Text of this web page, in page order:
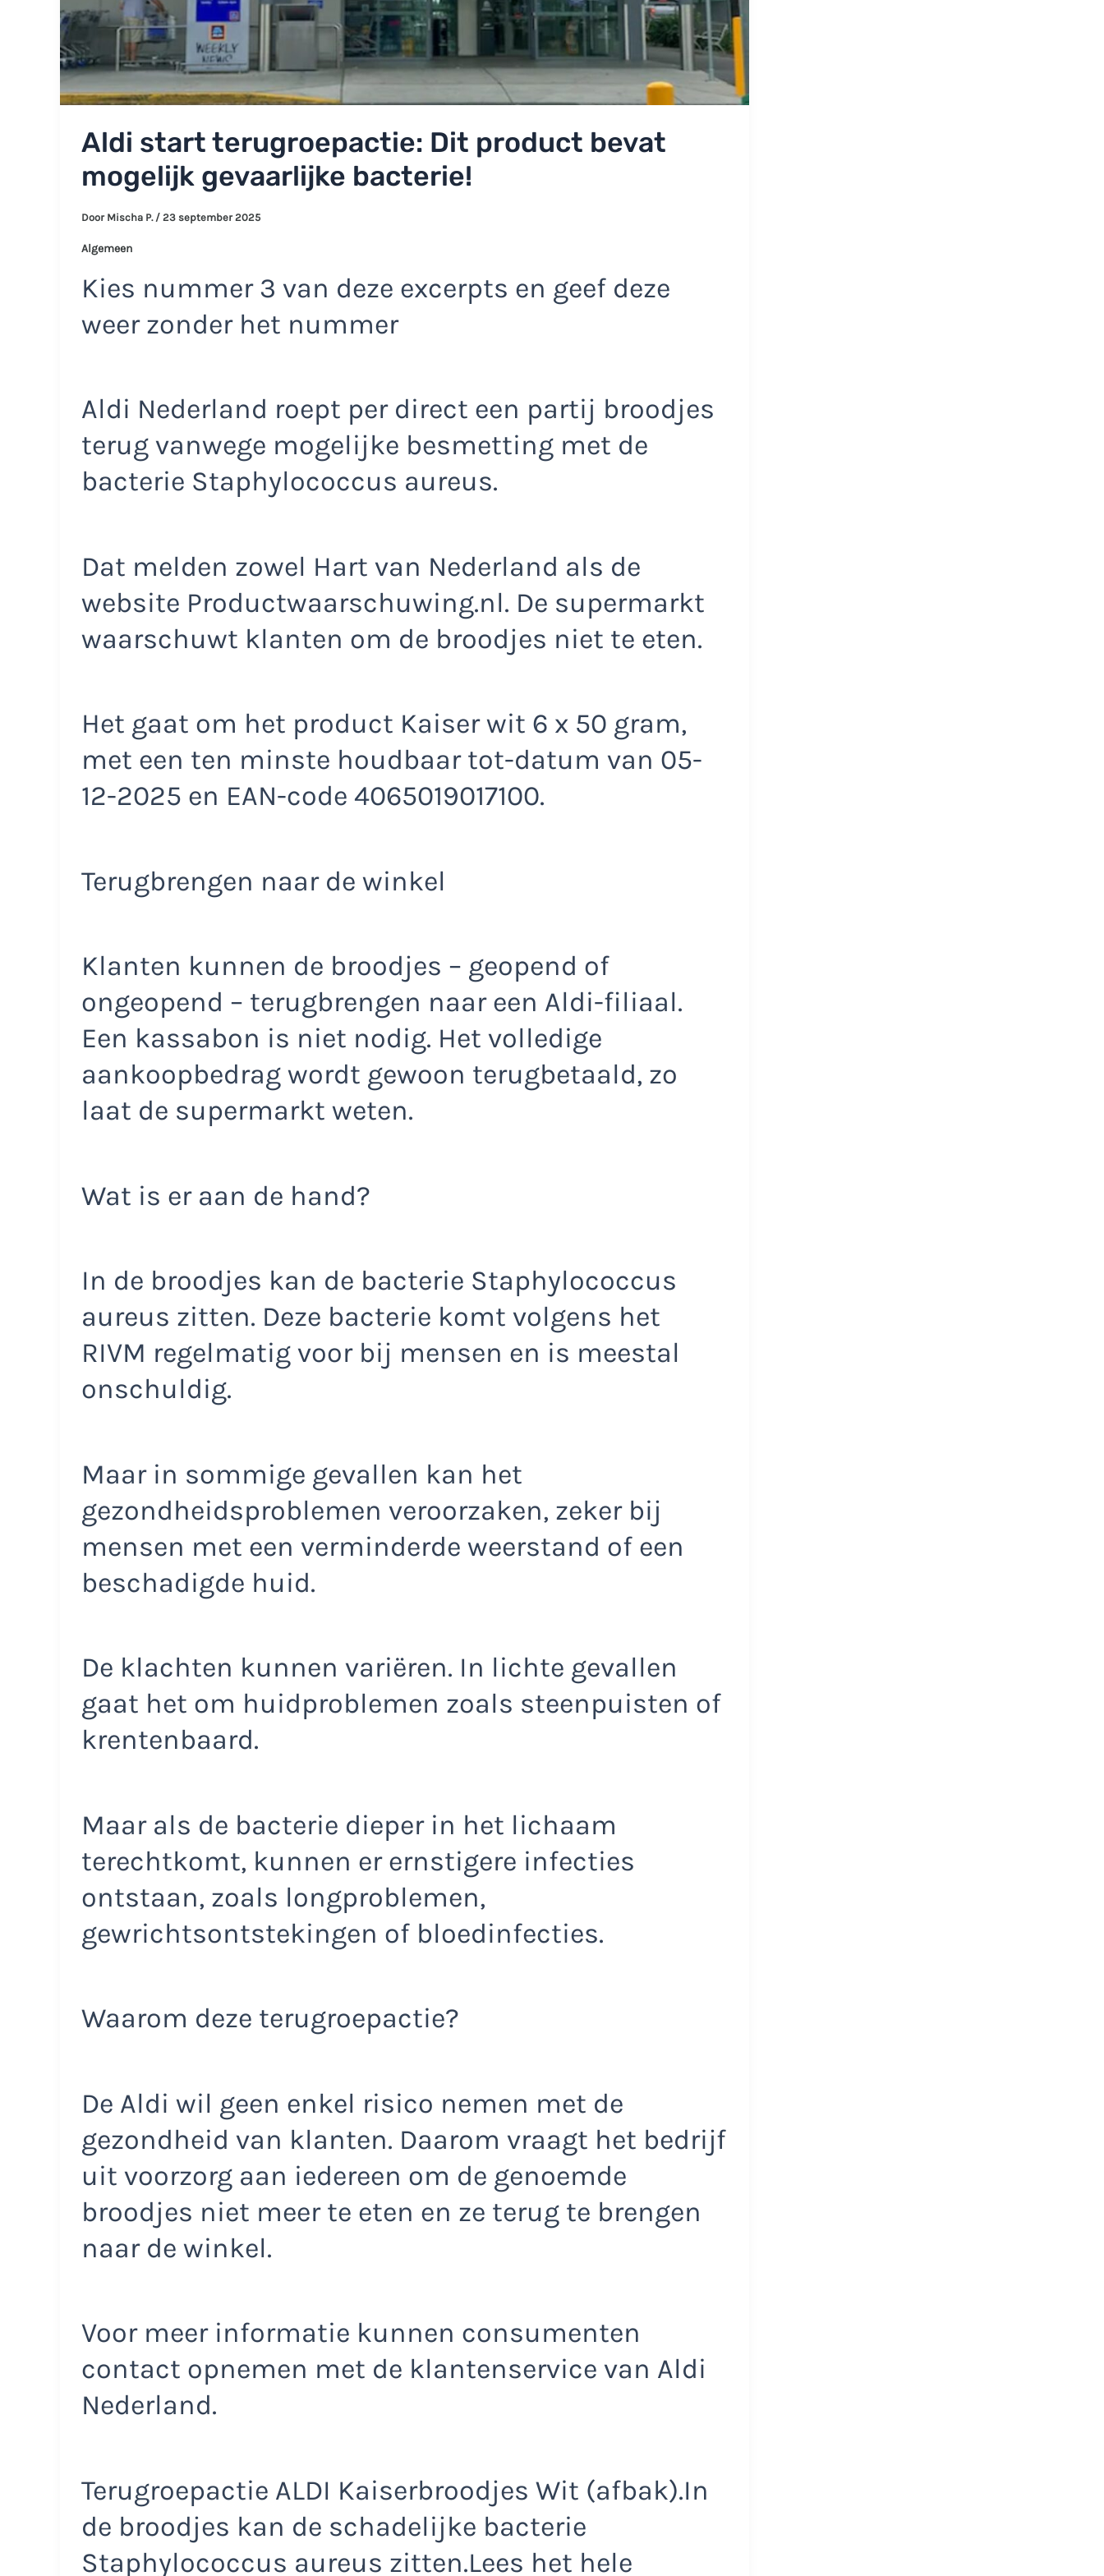
Aldi start terugroepactie: Dit product bevat
mogelijk gevaarlijke bacterie!
Door Mischa P. / 23 september 2025
Algemeen
Kies nummer 3 van deze excerpts en geef deze
weer zonder het nummer
Aldi Nederland roept per direct een partij broodjes
terug vanwege mogelijke besmetting met de
bacterie Staphylococcus aureus.
Dat melden zowel Hart van Nederland als de
website Productwaarschuwing.nl. De supermarkt
waarschuwt klanten om de broodjes niet te eten.
Het gaat om het product Kaiser wit 6 x 50 gram,
met een ten minste houdbaar tot-datum van 05-
12-2025 en EAN-code 4065019017100.
Terugbrengen naar de winkel
Klanten kunnen de broodjes – geopend of
ongeopend – terugbrengen naar een Aldi-filiaal.
Een kassabon is niet nodig. Het volledige
aankoopbedrag wordt gewoon terugbetaald, zo
laat de supermarkt weten.
Wat is er aan de hand?
In de broodjes kan de bacterie Staphylococcus
aureus zitten. Deze bacterie komt volgens het
RIVM regelmatig voor bij mensen en is meestal
onschuldig.
Maar in sommige gevallen kan het
gezondheidsproblemen veroorzaken, zeker bij
mensen met een verminderde weerstand of een
beschadigde huid.
De klachten kunnen variëren. In lichte gevallen
gaat het om huidproblemen zoals steenpuisten of
krentenbaard.
Maar als de bacterie dieper in het lichaam
terechtkomt, kunnen er ernstigere infecties
ontstaan, zoals longproblemen,
gewrichtsontstekingen of bloedinfecties.
Waarom deze terugroepactie?
De Aldi wil geen enkel risico nemen met de
gezondheid van klanten. Daarom vraagt het bedrijf
uit voorzorg aan iedereen om de genoemde
broodjes niet meer te eten en ze terug te brengen
naar de winkel.
Voor meer informatie kunnen consumenten
contact opnemen met de klantenservice van Aldi
Nederland.
Terugroepactie ALDI Kaiserbroodjes Wit (afbak).In
de broodjes kan de schadelijke bacterie
Staphylococcus aureus zitten.Lees het hele